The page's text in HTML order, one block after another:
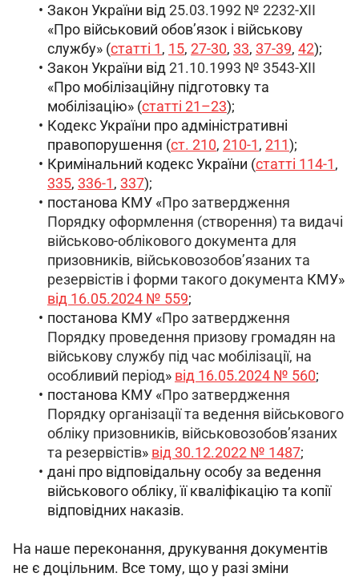
Закон України від 25.03.1992 № 2232-XII
«Про військовий обов’язок і військову
службу» (статті 1, 15, 27-30, 33, 37-39, 42);
Закон України від 21.10.1993 № 3543-XII
«Про мобілізаційну підготовку та
мобілізацію» (статті 21–23);
Кодекс України про адміністративні
правопорушення (ст. 210, 210-1, 211);
Кримінальний кодекс України (статті 114-1,
335, 336-1, 337);
постанова КМУ «Про затвердження
Порядку оформлення (створення) та видачі
військово-облікового документа для
призовників, військовозобов’язаних та
резервістів і форми такого документа КМУ»
від 16.05.2024 № 559;
постанова КМУ «Про затвердження
Порядку проведення призову громадян на
військову службу під час мобілізації, на
особливий період» від 16.05.2024 № 560;
постанова КМУ «Про затвердження
Порядку організації та ведення військового
обліку призовників, військовозобов’язаних
та резервістів» від 30.12.2022 № 1487;
дані про відповідальну особу за ведення
військового обліку, її кваліфікацію та копії
відповідних наказів.
На наше переконання, друкування документів
не є доцільним. Все тому, що у разі зміни